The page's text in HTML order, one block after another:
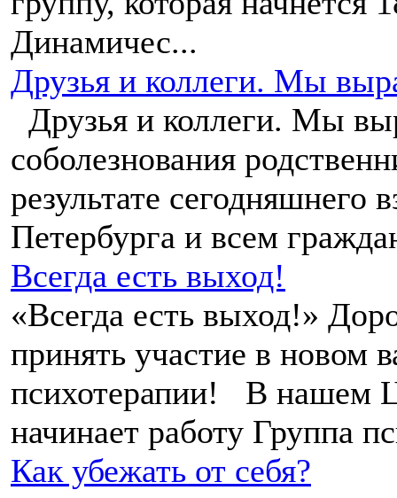
Динамичес...
Друзья и коллеги. Мы
Друзья и коллеги. Мы
соболезнования
результате сегодняшнего
Петербурга и всем
Всегда есть выход!
«Всегда есть выход!»
принять участие в новом
психотерапии! В нашем
начинает работу Группа
Как убежать от себя?